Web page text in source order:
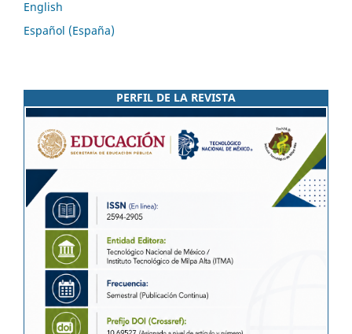
English
Español (España)
PERFIL DE LA REVISTA